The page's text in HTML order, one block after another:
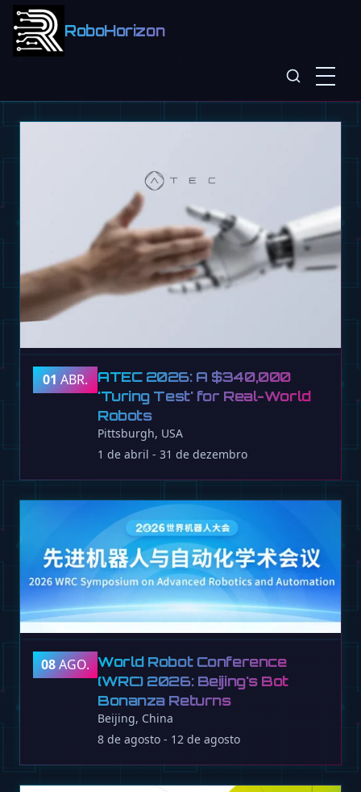
RoboHorizon
01ABR. ATEC 2026: A $340,000
'Turing Test' for Real-World
Robots
Pittsburgh, USA
1 de abril - 31 de dezembro
08AGO. World Robot Conference
(WRC) 2026: Beijing's Bot
Bonanza Returns
Beijing, China
8 de agosto - 12 de agosto